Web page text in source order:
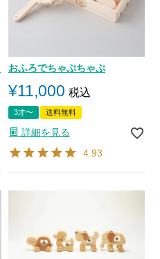
おふろでちゃぷちゃぷ
¥11,000 税込
3才〜 送料無料
詳細を見る
4.93